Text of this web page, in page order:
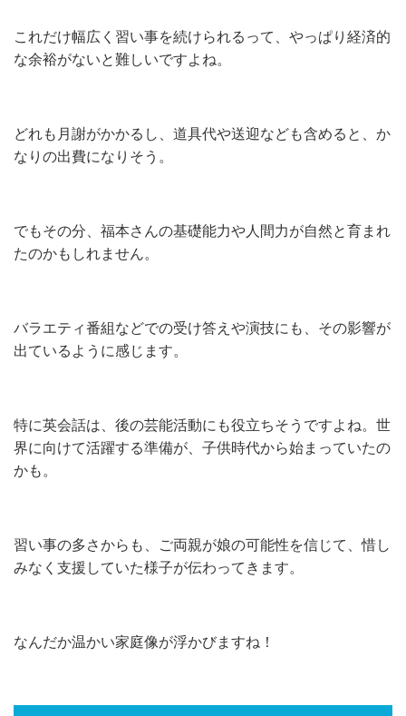
これだけ幅広く習い事を続けられるって、やっぱり経済的
な余裕がないと難しいですよね。
どれも月謝がかかるし、道具代や送迎なども含めると、か
なりの出費になりそう。
でもその分、福本さんの基礎能力や人間力が自然と育まれ
たのかもしれません。
バラエティ番組などでの受け答えや演技にも、その影響が
出ているように感じます。
特に英会話は、後の芸能活動にも役立ちそうですよね。世
界に向けて活躍する準備が、子供時代から始まっていたの
かも。
習い事の多さからも、ご両親が娘の可能性を信じて、惜し
みなく支援していた様子が伝わってきます。
なんだか温かい家庭像が浮かびますね！